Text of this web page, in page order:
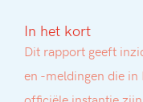
In het kort
Dit rapport geeft
en -meldingen die